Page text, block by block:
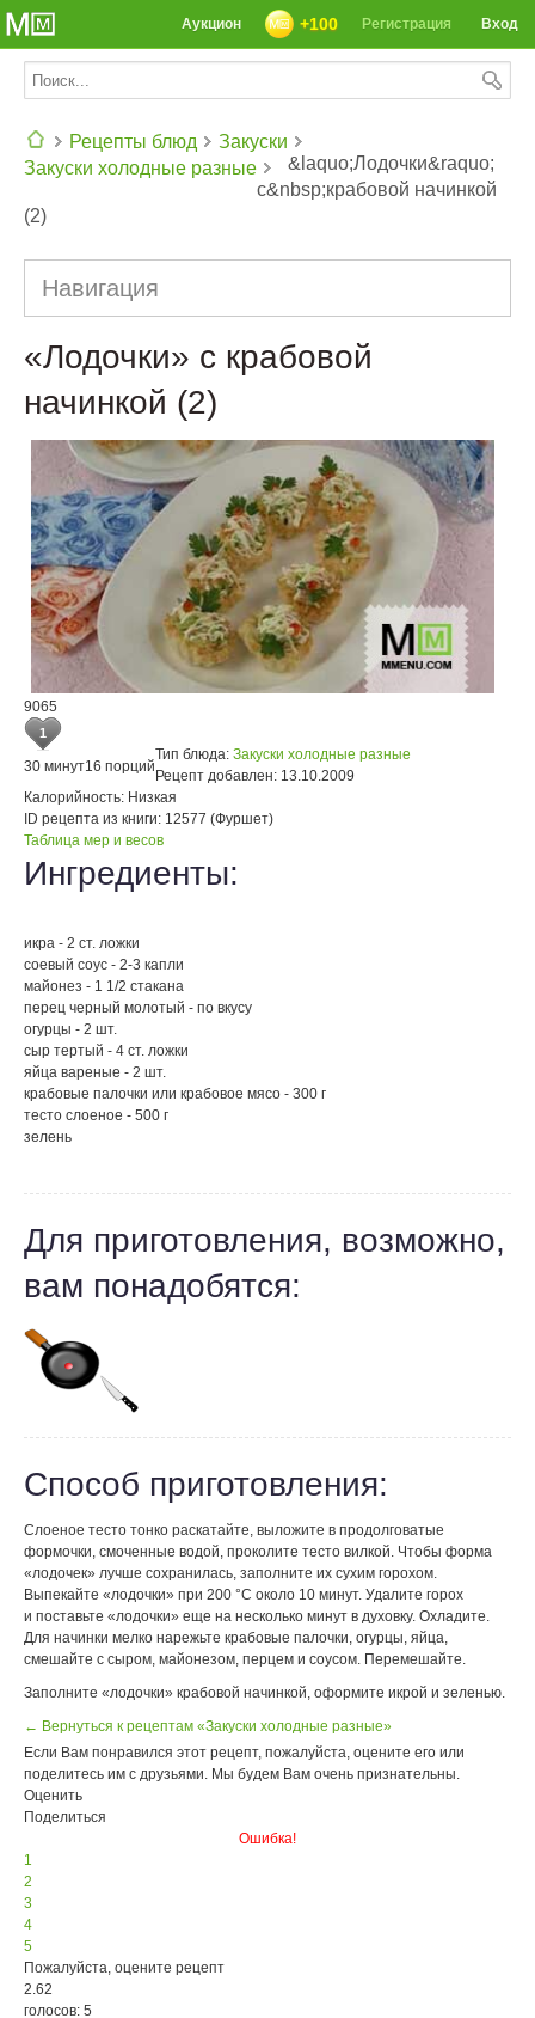
СЕГОДНЯ: 39142 РЕЦЕПТА
Вход
Регистрация
+100
Аукцион
Рецепты блюд
Закуски
Закуски холодные разные
&laquo;Лодочки&raquo;
с&nbsp;крабовой начинкой
(2)
Навигация
«Лодочки» с крабовой
начинкой (2)
9065
1
30 минут16 порций
Тип блюда: Закуски холодные разные
Рецепт добавлен: 13.10.2009
Калорийность: Низкая
ID рецепта из книги: 12577 (Фуршет)
Таблица мер и весов
Ингредиенты:
икра - 2 ст. ложки
соевый соус - 2-3 капли
майонез - 1 1/2 стакана
перец черный молотый - по вкусу
огурцы - 2 шт.
сыр тертый - 4 ст. ложки
яйца вареные - 2 шт.
крабовые палочки или крабовое мясо - 300 г
тесто слоеное - 500 г
зелень
Для приготовления, возможно,
вам понадобятся:
Способ приготовления:
Слоеное тесто тонко раскатайте, выложите в продолговатые
формочки, смоченные водой, проколите тесто вилкой. Чтобы форма
«лодочек» лучше сохранилась, заполните их сухим горохом.
Выпекайте «лодочки» при 200 °С около 10 минут. Удалите горох
и поставьте «лодочки» еще на несколько минут в духовку. Охладите.
Для начинки мелко нарежьте крабовые палочки, огурцы, яйца,
смешайте с сыром, майонезом, перцем и соусом. Перемешайте.
Заполните «лодочки» крабовой начинкой, оформите икрой и зеленью.
← Вернуться к рецептам «Закуски холодные разные»
Если Вам понравился этот рецепт, пожалуйста, оцените его или
поделитесь им с друзьями. Мы будем Вам очень признательны.
Оценить
Поделиться
Ошибка!
1
2
3
4
5
Пожалуйста, оцените рецепт
2.62
голосов: 5